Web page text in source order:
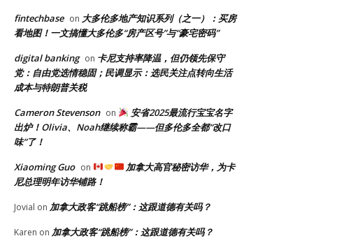
fintechbase on 大多伦多地产知识系列（之一）：买房
看地图！一文搞懂大多伦多“房产区号”与“豪宅密码”
digital banking on 卡尼支持率降温，但仍领先保守
党：自由党选情稳固；民调显示：选民关注点转向生活
成本与特朗普关税
Cameron Stevenson on
安省2025最流行宝宝名字
出炉！Olivia、Noah继续称霸——但多伦多全都“改口
味”了！
Xiaoming Guo on
加拿大高官秘密访华，为卡
尼总理明年访华铺路！
Jovial on 加拿大政客“跳船榜”：这跟道德有关吗？
Karen on 加拿大政客“跳船榜”：这跟道德有关吗？